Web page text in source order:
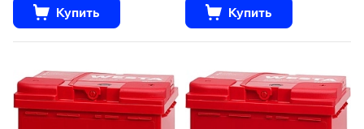
Купить Купить